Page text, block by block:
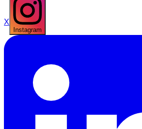
X
Instagram